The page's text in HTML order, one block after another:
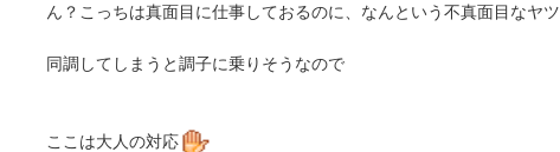
ん？こっちは真面目に仕事しておるのに、なんという不真面目なヤツ
同調してしまうと調子に乗りそうなので
ここは大人の対応